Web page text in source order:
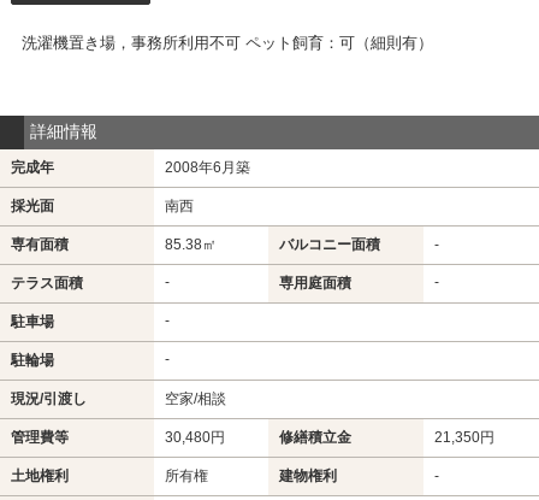
洗濯機置き場，事務所利用不可 ペット飼育：可（細則有）
詳細情報
完成年 2008年6月築
採光面 南西
専有面積 85.38㎡ バルコニー面積 -
テラス面積 - 専用庭面積 -
駐車場 -
駐輪場 -
現況/引渡し 空家/相談
管理費等 30,480円 修繕積立金 21,350円
土地権利 所有権 建物権利 -